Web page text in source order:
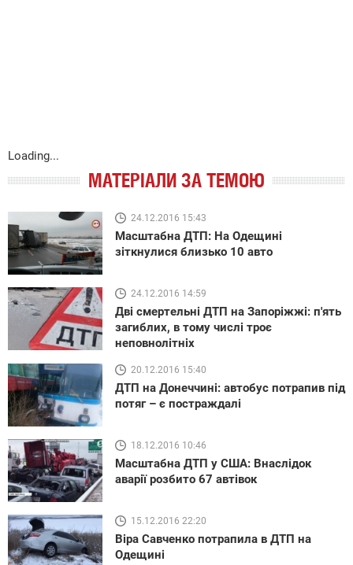
Loading...
МАТЕРІАЛИ ЗА ТЕМОЮ
24.12.2016 15:43
Масштабна ДТП: На Одещині
зіткнулися близько 10 авто
24.12.2016 14:59
Дві смертельні ДТП на Запоріжжі: п'ять
загиблих, в тому числі троє
неповнолітніх
20.12.2016 15:40
ДТП на Донеччині: автобус потрапив під
потяг – є постраждалі
18.12.2016 10:46
Масштабна ДТП у США: Внаслідок
аварії розбито 67 автівок
15.12.2016 22:20
Віра Савченко потрапила в ДТП на
Одещині